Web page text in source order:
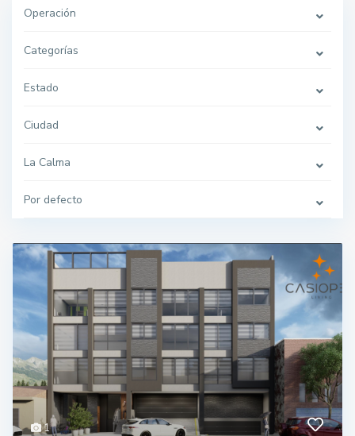
Operación
Categorías
Estado
Ciudad
La Calma
Por defecto
1